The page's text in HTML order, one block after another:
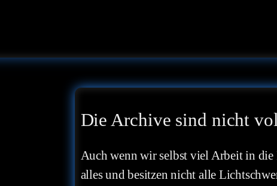
Die Archive sind nicht
Auch wenn wir selbst viel Arbeit in
alles und besitzen nicht alle